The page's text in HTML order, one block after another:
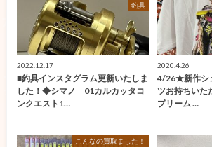
釣具
2022.12.17
■釣具インスタグラム更新いたしま
した！◆シマノ 01カルカッタコ
ンクエスト1…
2020.4.26
4/26★新作シ
ツお持ちいた
プリーム …
こんなの買取ました！